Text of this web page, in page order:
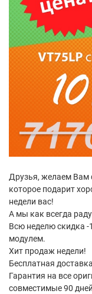
Друзья, желаем Вам
которое подарит
недели вас!
А мы как всегда
Всю неделю скидка -
модулем.
Хит продаж недели!
Бесплатная
Гарантия на все
совместимые 90